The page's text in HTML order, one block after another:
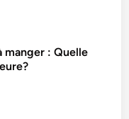
manger : Quelle